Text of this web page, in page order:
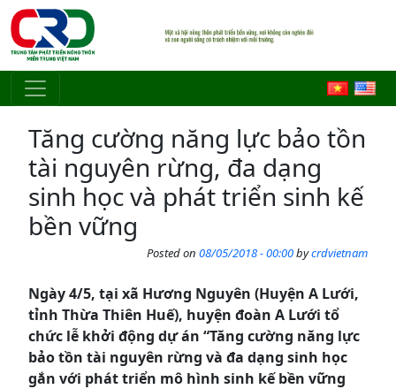
Skip to main content
Tăng cường năng lực bảo tồn
tài nguyên rừng, đa dạng
sinh học và phát triển sinh kế
bền vững
Posted on 08/05/2018 - 00:00bycrdvietnam
Ngày 4/5, tại xã Hương Nguyên (Huyện A Lưới,
tỉnh Thừa Thiên Huế), huyện đoàn A Lưới tổ
chức lễ khởi động dự án “Tăng cường năng lực
bảo tồn tài nguyên rừng và đa dạng sinh học
gắn với phát triển mô hình sinh kế bền vững